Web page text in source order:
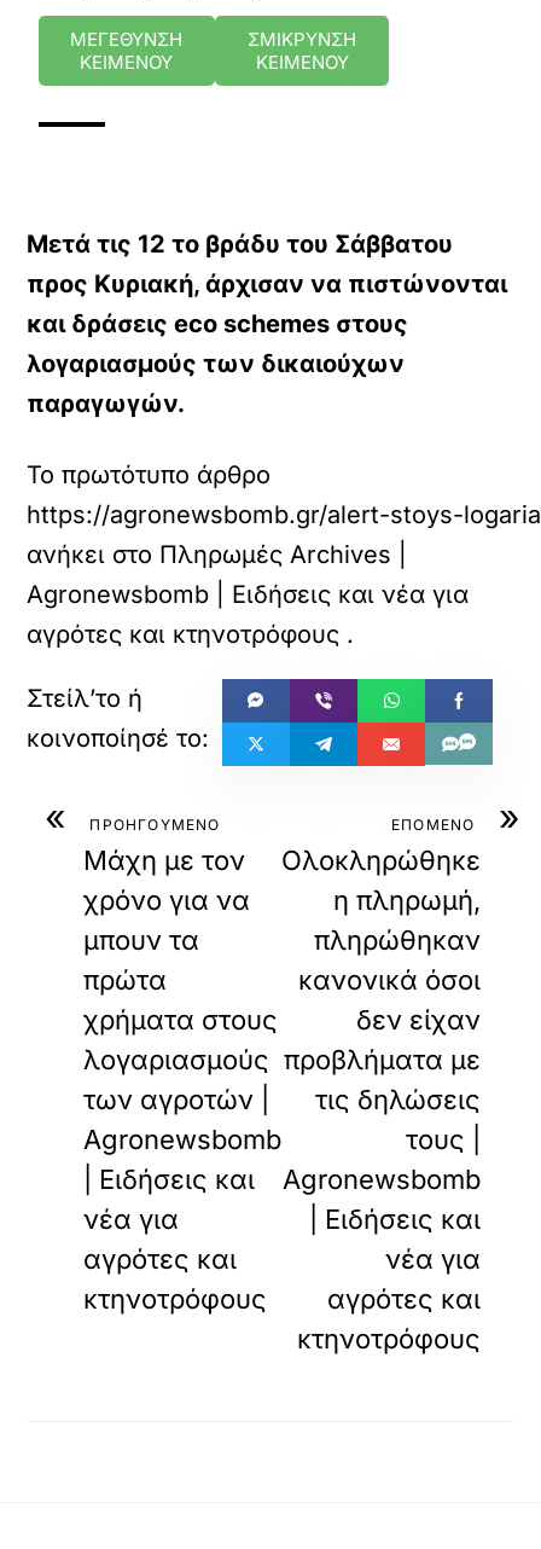
ΜΕΓΕΘΥΝΣΗ
ΚΕΙΜΕΝΟΥ
ΣΜΙΚΡΥΝΣΗ
ΚΕΙΜΕΝΟΥ
Μετά τις 12 το βράδυ του Σάββατου
προς Κυριακή, άρχισαν να πιστώνονται
και δράσεις eco schemes στους
λογαριασμούς των δικαιούχων
παραγωγών.
Το πρωτότυπο άρθρο
https://agronewsbomb.gr/alert-stoys-
ανήκει στο Πληρωμές Archives |
Agronewsbomb | Ειδήσεις και νέα για
αγρότες και κτηνοτρόφους .
« ΠΡΟΗΓΟΥΜΕΝΟ
Μάχη με τον
χρόνο για να
μπουν τα
πρώτα
χρήματα στους
λογαριασμούς
των αγροτών |
Agronewsbomb
| Ειδήσεις και
νέα για
αγρότες και
κτηνοτρόφους
»
ΕΠΟΜΕΝΟ
Ολοκληρώθηκε
η πληρωμή,
πληρώθηκαν
κανονικά όσοι
δεν είχαν
προβλήματα με
τις δηλώσεις
τους |
Agronewsbomb
| Ειδήσεις και
νέα για
αγρότες και
κτηνοτρόφους